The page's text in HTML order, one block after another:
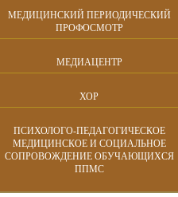
МЕДИЦИНСКИЙ ПЕРИОДИЧЕСКИЙ
ПРОФОСМОТР
МЕДИАЦЕНТР
ХОР
ПСИХОЛОГО-ПЕДАГОГИЧЕСКОЕ
МЕДИЦИНСКОЕ И СОЦИАЛЬНОЕ
СОПРОВОЖДЕНИЕ ОБУЧАЮЩИХСЯ
ППМС